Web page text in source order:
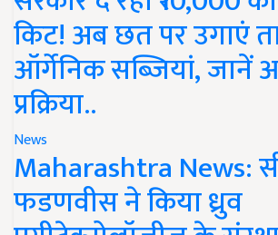
किट! अब छत पर उगाएं
ऑर्गेनिक सब्जियां, जानें
प्रक्रिया..
News
Maharashtra News:
फडणवीस ने किया ध्रुव